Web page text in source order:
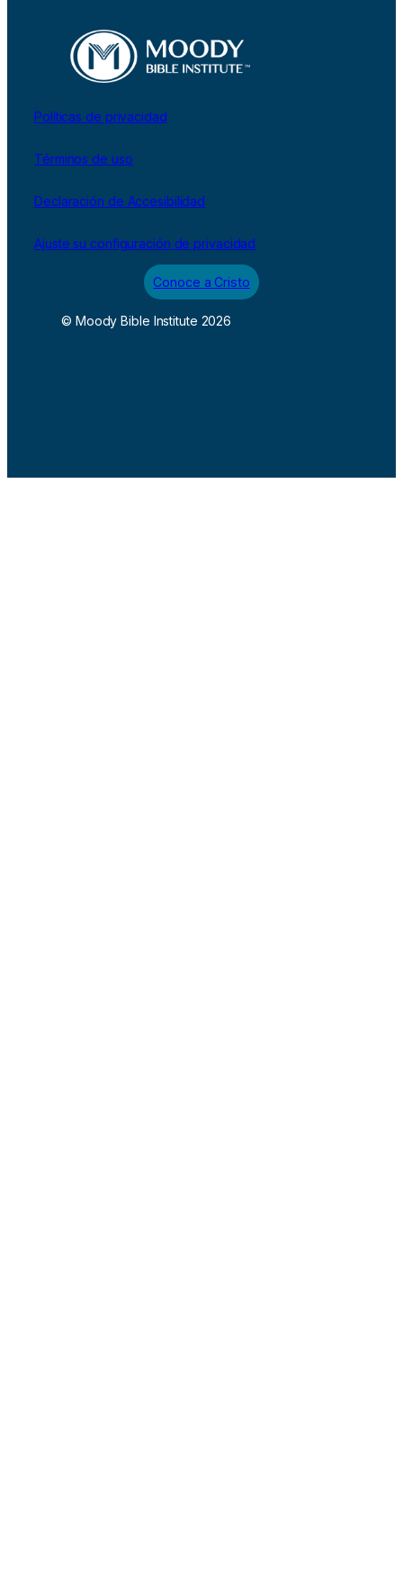
Políticas de privacidad
Términos de uso
Declaración de Accesibilidad
Ajuste su configuración de privacidad
Conoce a Cristo
© Moody Bible Institute 2026